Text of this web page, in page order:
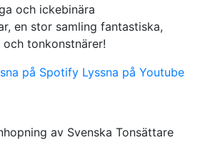
och ickebinära
en stor samling fantastiska,
tonkonstnärer!
på Spotify Lyssna på Youtube
av Svenska Tonsättare